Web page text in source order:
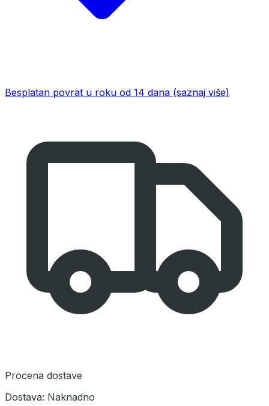
Besplatan povrat u roku od 14 dana (saznaj više)
Procena dostave
Dostava: Naknadno